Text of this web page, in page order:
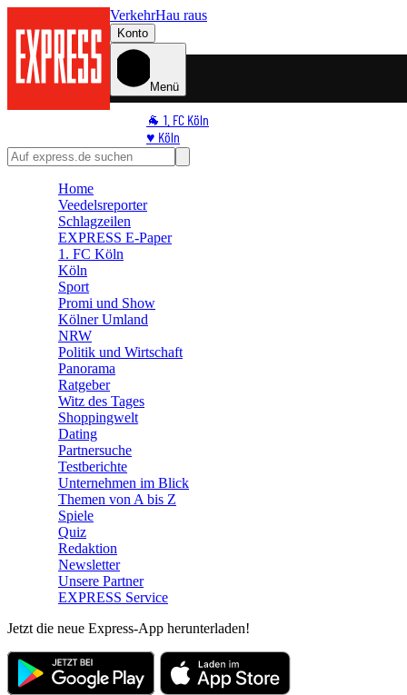
VerkehrHau raus
Konto
Menü
🐐 1. FC Köln
♥️ Köln
⭐ Promi
🛒 Shoppingwelt
Home
Veedelsreporter
Schlagzeilen
EXPRESS E-Paper
1. FC Köln
Köln
Sport
Promi und Show
Kölner Umland
NRW
Politik und Wirtschaft
Panorama
Ratgeber
Witz des Tages
Shoppingwelt
Dating
Partnersuche
Testberichte
Unternehmen im Blick
Themen von A bis Z
Spiele
Quiz
Redaktion
Newsletter
Unsere Partner
EXPRESS Service
Jetzt die neue Express-App herunterladen!